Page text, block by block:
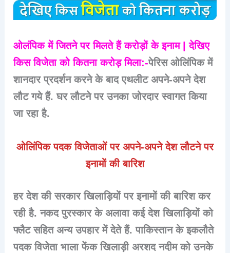
ओलंपिक में जितने पर मिलते हैं करोड़ों के इनाम | देखिए
किस विजेता को कितना करोड़ मिला:-पेरिस ओलिंपिक में
शानदार प्रदर्शन करने के बाद एथलीट अपने-अपने देश
लौट गये हैं. घर लौटने पर उनका जोरदार स्वागत किया
जा रहा है.
ओलिंपिक पदक विजेताओं पर अपने-अपने देश लौटने पर
इनामों की बारिश
हर देश की सरकार खिलाड़ियों पर इनामों की बारिश कर
रही है. नकद पुरस्कार के अलावा कई देश खिलाड़ियों को
फ्लैट सहित अन्य उपहार में देते हैं. पाकिस्तान के इकलौते
पदक विजेता भाला फेंक खिलाड़ी अरशद नदीम को उनके